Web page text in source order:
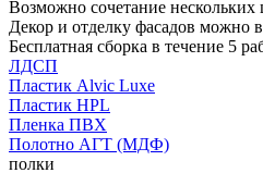
Возможно сочетание нескольких
Декор и отделку фасадов можно
Бесплатная сборка в течение 5
ЛДСП
Пластик Alvic Luxe
Пластик HPL
Пленка ПВХ
Полотно АГТ (МДФ)
полки